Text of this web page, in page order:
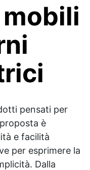
pensati per
è
e facilità
per esprimere la
Dalla